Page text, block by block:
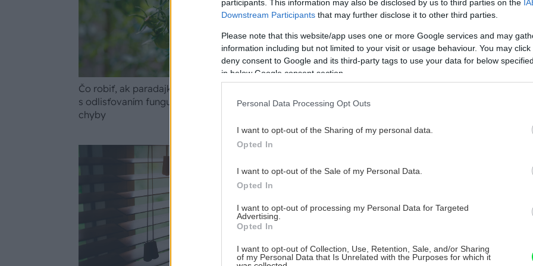
participants. This information may also be disclosed by us to third parties on the
Downstream Participants that may further disclose it to other third parties.
Please note that this website/app uses one or more Google services and may
information including but not limited to your visit or usage behaviour. You may
deny consent to Google and its third-party tags to use your data for below
in below Google consent section.
Personal Data Processing Opt Outs
I want to opt-out of the Sharing of my personal data.
Opted In
I want to opt-out of the Sale of my Personal Data.
Opted In
I want to opt-out of processing my Personal Data for Targeted
Advertising.
Opted In
I want to opt-out of Collection, Use, Retention, Sale, and/or Sharing
of my Personal Data that Is Unrelated with the Purposes for which it
Čo robiť, ak paradajky dozrievajú pomaly? Trik
s odlisťovaním funguje aj cez leto, ale pozor na
chyby
Návod, ako v nových dotačných výzvach